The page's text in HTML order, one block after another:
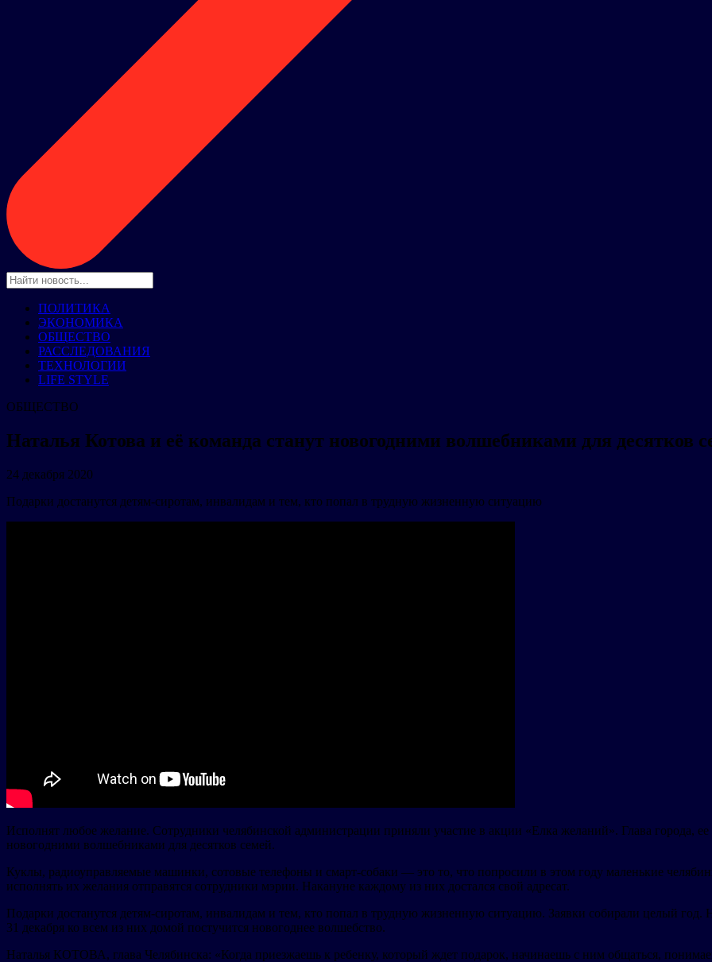
ПОЛИТИКА
ЭКОНОМИКА
ОБЩЕСТВО
РАССЛЕДОВАНИЯ
ТЕХНОЛОГИИ
LIFE STYLE
ОБЩЕСТВО
Наталья Котова и её команда станут новогодними волшебниками для десятков
24 декабря 2020
Подарки достанутся детям-сиротам, инвалидам и тем, кто попал в трудную жизненную ситуацию
Исполнят любое желание. Сотрудники челябинской администрации приняли участие в акции «Елка желаний». Глава города,
новогодними волшебниками для десятков семей.
Куклы, радиоуправляемые машинки, сотовые телефоны и смарт-собаки — это то, что попросили в этом году маленькие
исполнять их желания отправятся сотрудники мэрии. Накануне каждому из них достался свой адресат.
Подарки достанутся детям-сиротам, инвалидам и тем, кто попал в трудную жизненную ситуацию. Заявки собирали целый
31 декабря ко всем из них домой постучится новогоднее волшебство.
Наталья КОТОВА, глава Челябинска: «Когда приезжаешь к ребенку, который ждет подарок, начинаешь с ним общаться,